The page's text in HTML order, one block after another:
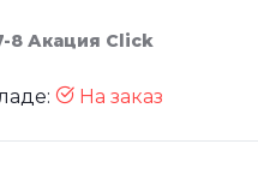
8 Акация Click
На заказ